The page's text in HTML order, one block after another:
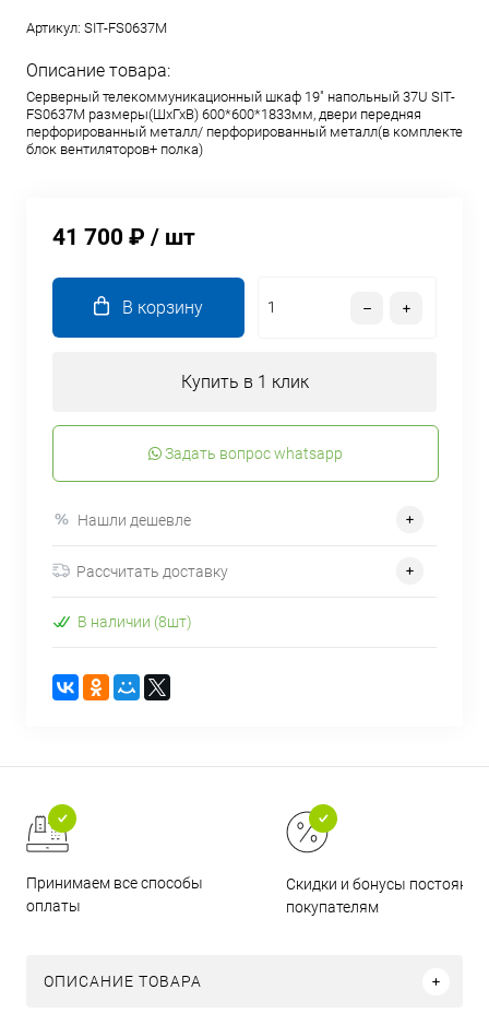
Артикул: SIT-FS0637M
Описание товара:
Серверный телекоммуникационный шкаф 19" напольный 37U SIT-
FS0637M размеры(ШхГхВ) 600*600*1833мм, двери передняя
перфорированный металл/ перфорированный металл(в комплекте
блок вентиляторов+ полка)
41 700 ₽ / шт
В корзину
Купить в 1 клик
Задать вопрос whatsapp
Нашли дешевле
Рассчитать доставку
В наличии (8шт)
Принимаем все способы
оплаты
Скидки и бонусы
покупателям
ОПИСАНИЕ ТОВАРА